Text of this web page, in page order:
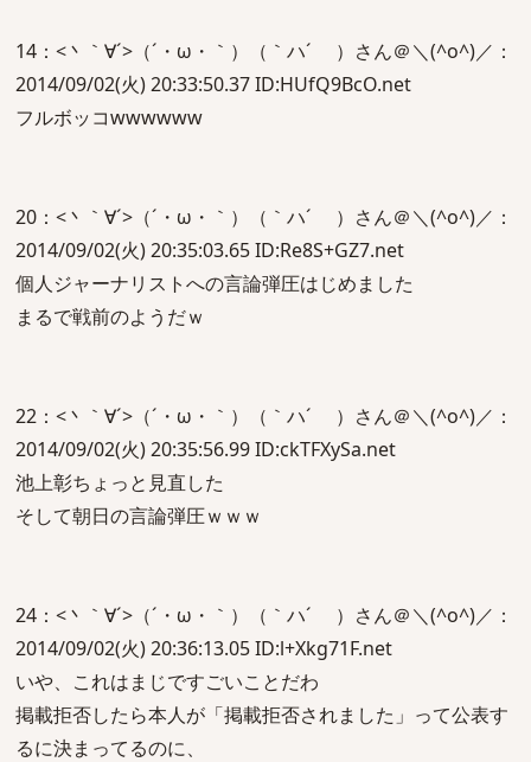
14：<丶｀∀´>（´・ω・｀）（｀ハ´ ）さん＠＼(^o^)／：
2014/09/02(火) 20:33:50.37 ID:HUfQ9BcO.net
フルボッコwwwwww
20：<丶｀∀´>（´・ω・｀）（｀ハ´ ）さん＠＼(^o^)／：
2014/09/02(火) 20:35:03.65 ID:Re8S+GZ7.net
個人ジャーナリストへの言論弾圧はじめました
まるで戦前のようだｗ
22：<丶｀∀´>（´・ω・｀）（｀ハ´ ）さん＠＼(^o^)／：
2014/09/02(火) 20:35:56.99 ID:ckTFXySa.net
池上彰ちょっと見直した
そして朝日の言論弾圧ｗｗｗ
24：<丶｀∀´>（´・ω・｀）（｀ハ´ ）さん＠＼(^o^)／：
2014/09/02(火) 20:36:13.05 ID:l+Xkg71F.net
いや、これはまじですごいことだわ
掲載拒否したら本人が「掲載拒否されました」って公表す
るに決まってるのに、